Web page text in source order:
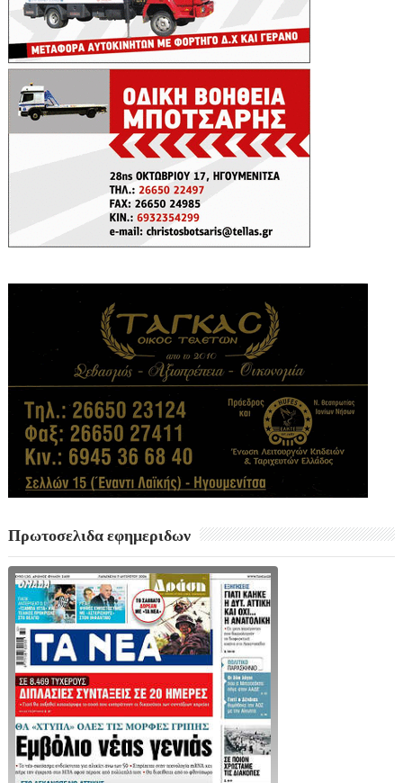
Πρωτοσελιδα εφημεριδων